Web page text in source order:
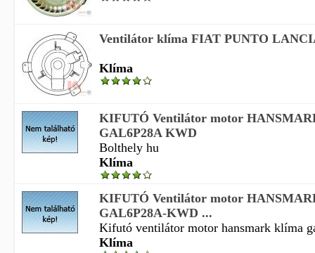
Ventilátor klíma FIAT PUNTO
Klíma
KIFUTÓ Ventilátor motor
GAL6P28A KWD
Bolthely hu
Klíma
KIFUTÓ Ventilátor motor
GAL6P28A-KWD ...
Kifutó ventilátor motor hansmark klíma
Klíma